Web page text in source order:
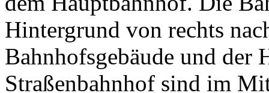
Hintergrund von rechts
Bahnhofsgebäude und der
Straßenbahnhof sind im